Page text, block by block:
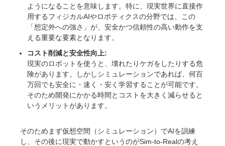
ようになることを意味します。特に、現実世界に直接作
用するフィジカルAIやロボティクスの分野では、この
「想定外への強さ」が、安全かつ信頼性の高い動作を支
える重要な要素となります。
コスト削減と安全性向上:
現実のロボットを使うと、壊れたりケガをしたりする危
険があります。しかしシミュレーションであれば、何百
万回でも安全に・速く・安く学習することが可能です。
そのため開発にかかる時間とコストを大きく減らせると
いうメリットがあります。
そのためまず仮想空間（シミュレーション）でAIを訓練
し、その後に現実で動かすというのがSim-to-Realの考え